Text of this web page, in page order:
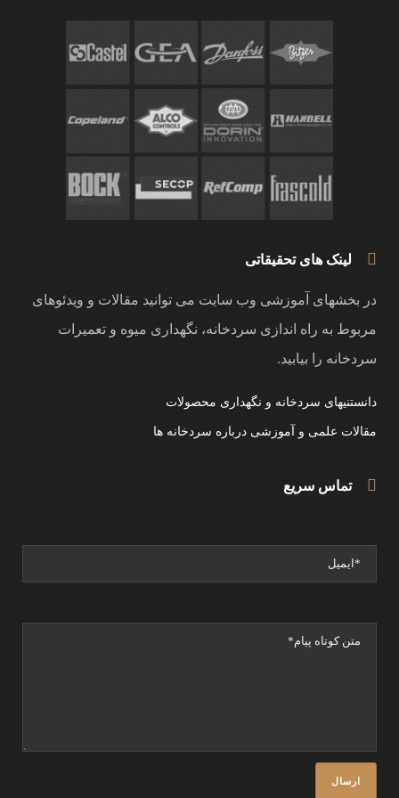
لینک های تحقیقاتی
در بخشهای آموزشی وب سایت می توانید مقالات و ویدئوهای
مربوط به راه اندازی سردخانه، نگهداری میوه و تعمیرات
سردخانه را بیابید.
دانستنیهای سردخانه و نگهداری محصولات
مقالات علمی و آموزشی درباره سردخانه ها
تماس سریع